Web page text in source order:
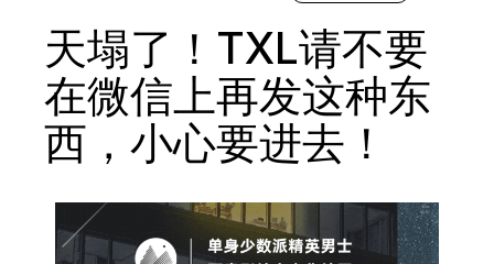
天塌了！TXL请不要
在微信上再发这种东
西，小心要进去！